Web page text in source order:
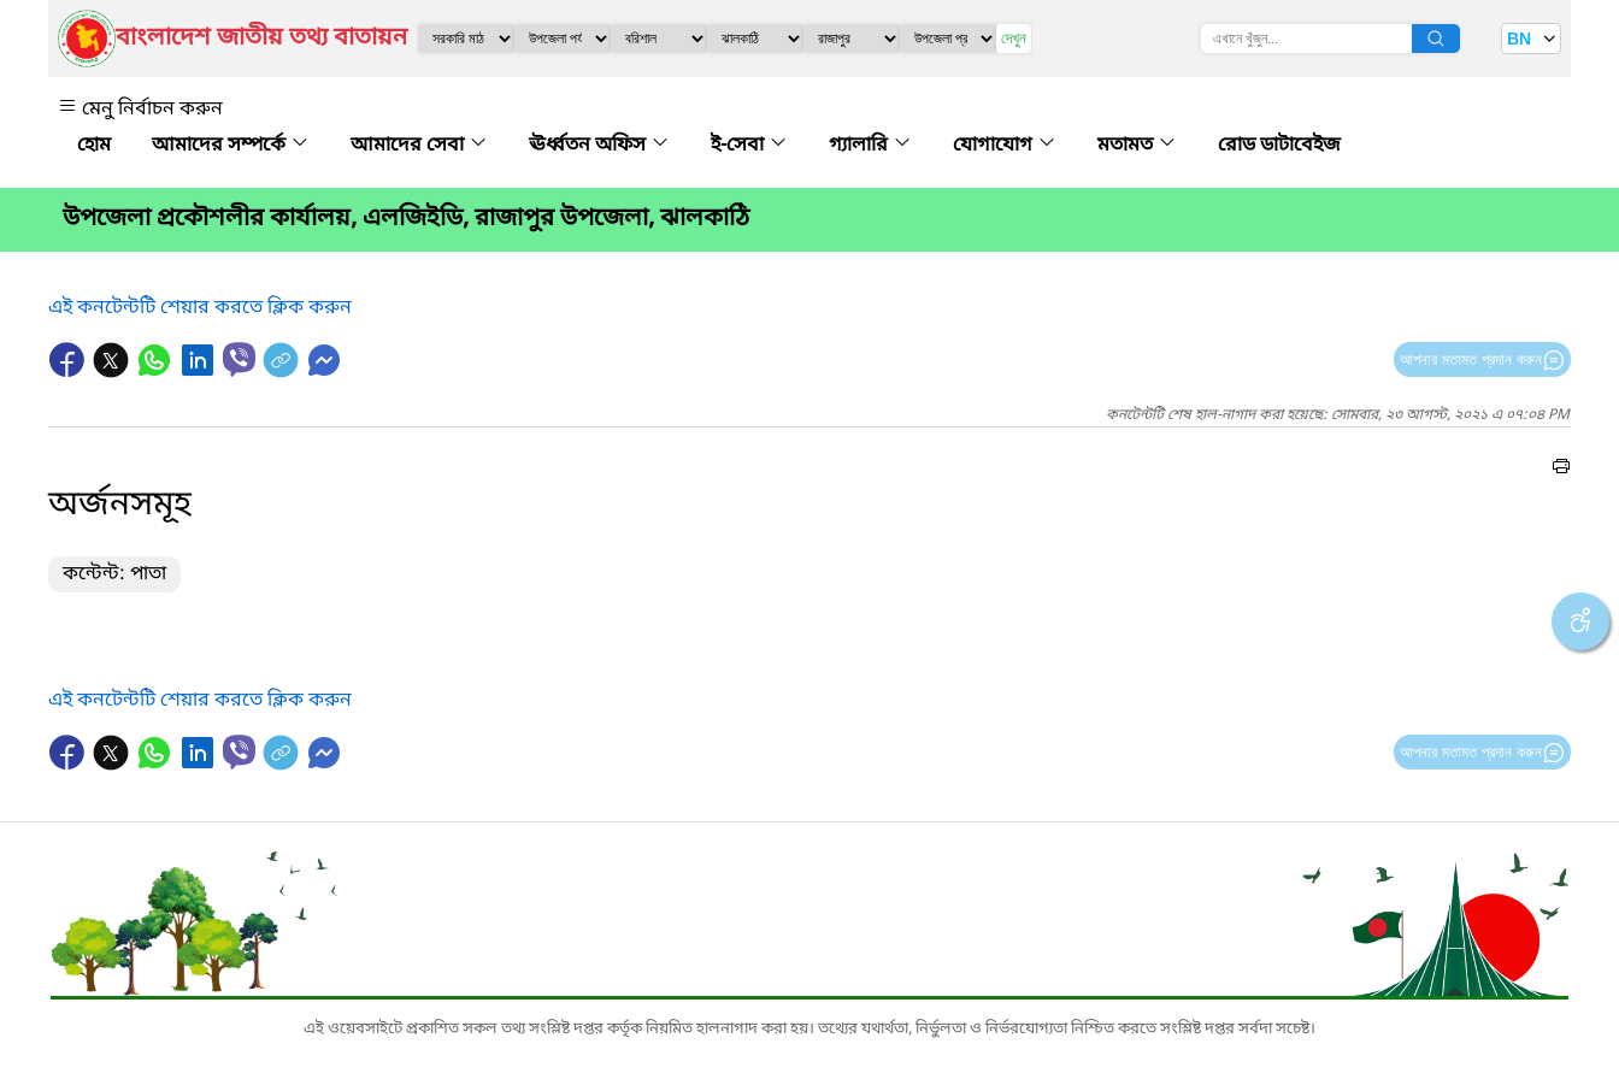
বাংলাদেশ জাতীয় তথ্য বাতায়ন দেখুন BN
মেনু নির্বাচন করুন
আমাদের সম্পর্কে
আমাদের সেবা ঊর্ধ্বতন অফিস ই-সেবা গ্যালারি যোগাযোগ মতামত রোড ডাটাবেইজ
উপজেলা প্রকৌশলীর কার্যালয়, এলজিইডি, রাজাপুর উপজেলা, ঝালকাঠি
এই কনটেন্টটি শেয়ার করতে ক্লিক করুন
আপনার মতামত প্রদান করুন
কনটেন্টটি শেষ হাল-নাগাদ করা হয়েছে: সোমবার, ২৩ আগস্ট, ২০২১ এ ০৭:০৪ PM
অর্জনসমূহ
কন্টেন্ট: পাতা
এই কনটেন্টটি শেয়ার করতে ক্লিক করুন
আপনার মতামত প্রদান করুন
এই ওয়েবসাইটে প্রকাশিত সকল তথ্য সংশ্লিষ্ট দপ্তর কর্তৃক নিয়মিত হালনাগাদ করা হয়। তথ্যের যথার্থতা, নির্ভুলতা ও নির্ভরযোগ্যতা নিশ্চিত করতে সংশ্লিষ্ট দপ্তর সর্বদা সচেষ্ট।